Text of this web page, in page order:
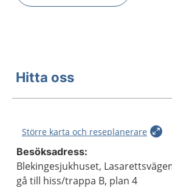
Hitta oss
Större karta och reseplanerare
Besöksadress:
Blekingesjukhuset,
gå till hiss/trappa B, plan 4